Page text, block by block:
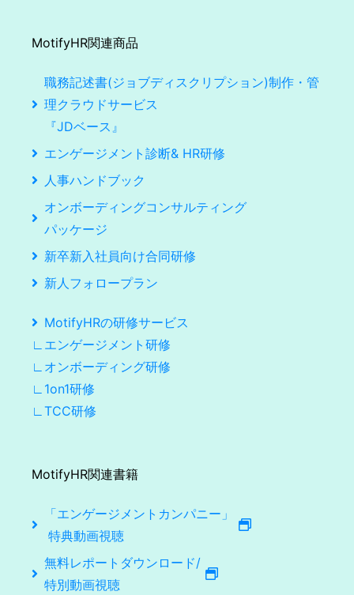
MotifyHR関連商品
職務記述書(ジョブディスクリプション)制作・管
理クラウドサービス
『JDベース』
エンゲージメント診断& HR研修
人事ハンドブック
オンボーディングコンサルティング
パッケージ
新卒新入社員向け合同研修
新人フォロープラン
MotifyHRの研修サービス
∟エンゲージメント研修
∟オンボーディング研修
∟1on1研修
∟TCC研修
MotifyHR関連書籍
「エンゲージメントカンパニー」
特典動画視聴
無料レポートダウンロード/
特別動画視聴